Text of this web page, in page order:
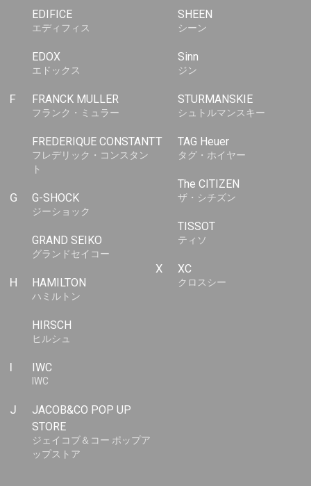
EDIFICE
エディフィス
EDOX
エドックス
F FRANCK MULLER
フランク・ミュラー
FREDERIQUE CONSTANT
フレデリック・コンスタン
ト
G G-SHOCK
ジーショック
GRAND SEIKO
グランドセイコー
H HAMILTON
ハミルトン
HIRSCH
ヒルシュ
I IWC
IWC
J
JACOB&CO POP UP
STORE
ジェイコブ＆コー ポップア
ップストア
SHEEN
シーン
Sinn
ジン
STURMANSKIE
シュトルマンスキー
T TAG Heuer
タグ・ホイヤー
The CITIZEN
ザ・シチズン
TISSOT
ティソ
X XC
クロスシー